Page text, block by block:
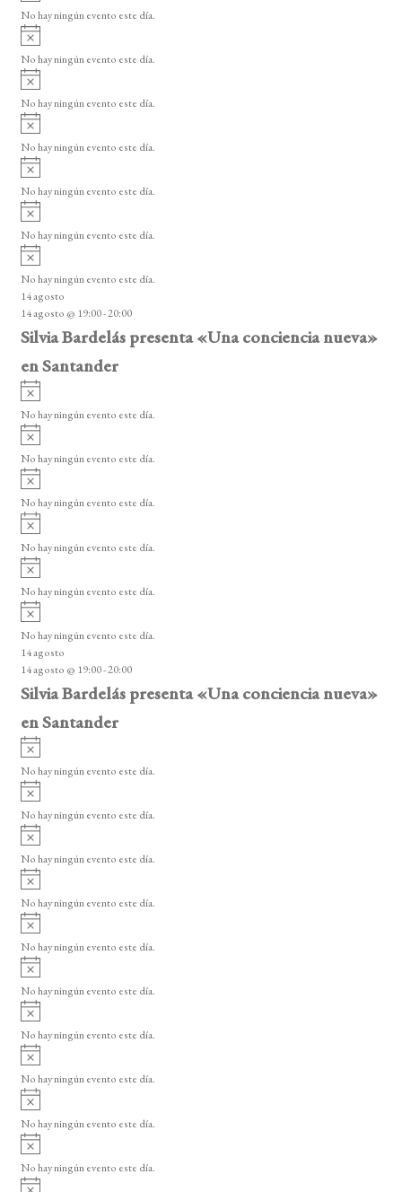
v
e
n
t
o
s
o
v
i
o
No hay ningún evento este día.
A
v
i
o
No hay ningún evento este día.
A
v
i
o
No hay ningún evento este día.
A
v
i
o
No hay ningún evento este día.
A
v
i
o
No hay ningún evento este día.
A
v
i
o
No hay ningún evento este día.
A
v
i
s
o
No hay ningún evento este día.
14 agosto
14 agosto @ 19:00-20:00
Silvia Bardelás presenta «Una conciencia nueva»
en Santander
A
v
i
o
No hay ningún evento este día.
A
v
i
o
No hay ningún evento este día.
A
v
i
o
No hay ningún evento este día.
A
v
i
o
No hay ningún evento este día.
A
v
i
o
No hay ningún evento este día.
A
v
i
s
o
No hay ningún evento este día.
14 agosto
14 agosto @ 19:00-20:00
Silvia Bardelás presenta «Una conciencia nueva»
en Santander
A
v
i
o
No hay ningún evento este día.
A
v
i
o
No hay ningún evento este día.
A
v
i
o
No hay ningún evento este día.
A
v
i
o
No hay ningún evento este día.
A
v
i
o
No hay ningún evento este día.
A
v
i
o
No hay ningún evento este día.
A
v
i
o
No hay ningún evento este día.
A
v
i
o
No hay ningún evento este día.
A
v
i
o
No hay ningún evento este día.
A
v
i
No hay ningún evento este día.
A